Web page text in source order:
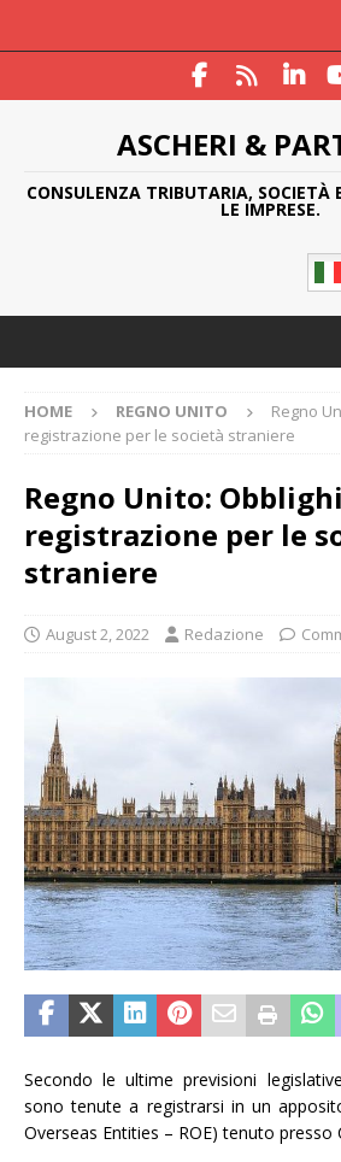
ASCHERI &
CONSULENZA TRIBUTARIA, SOCIETÀ
LE IMPRESE.
HOME REGNO UNITO
Regno
registrazione per le società straniere
Regno Unito:
registrazione per le
straniere
August 2, 2022 Redazione
Secondo le ultime previsioni
sono tenute a registrarsi in un
Overseas Entities – ROE) tenuto presso